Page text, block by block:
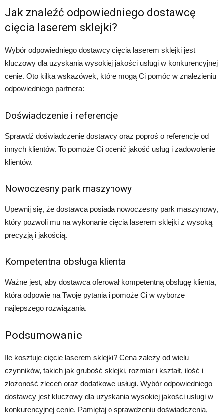
Jak znaleźć odpowiedniego dostawcę
cięcia laserem sklejki?
Wybór odpowiedniego dostawcy cięcia laserem sklejki jest
kluczowy dla uzyskania wysokiej jakości usługi w konkurencyjnej
cenie. Oto kilka wskazówek, które mogą Ci pomóc w znalezieniu
odpowiedniego partnera:
Doświadczenie i referencje
Sprawdź doświadczenie dostawcy oraz poproś o referencje od
innych klientów. To pomoże Ci ocenić jakość usług i zadowolenie
klientów.
Nowoczesny park maszynowy
Upewnij się, że dostawca posiada nowoczesny park maszynowy,
który pozwoli mu na wykonanie cięcia laserem sklejki z wysoką
precyzją i jakością.
Kompetentna obsługa klienta
Ważne jest, aby dostawca oferował kompetentną obsługę klienta,
która odpowie na Twoje pytania i pomoże Ci w wyborze
najlepszego rozwiązania.
Podsumowanie
Ile kosztuje cięcie laserem sklejki? Cena zależy od wielu
czynników, takich jak grubość sklejki, rozmiar i kształt, ilość i
złożoność zleceń oraz dodatkowe usługi. Wybór odpowiedniego
dostawcy jest kluczowy dla uzyskania wysokiej jakości usługi w
konkurencyjnej cenie. Pamiętaj o sprawdzeniu doświadczenia,